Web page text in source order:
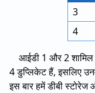
3
4
आईडी 1 और 2
4 डुप्लिकेट हैं, इसलिए
इस बार हमें डीबी स्टोरेज